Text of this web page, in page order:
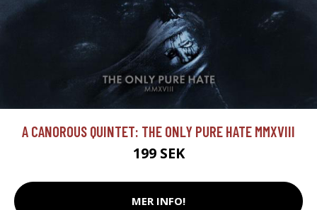
A CANOROUS QUINTET: THE ONLY PURE HATE MMXVIII
199 SEK
MER INFO!